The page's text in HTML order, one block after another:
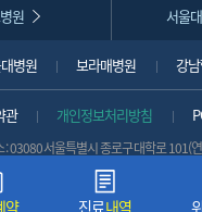
원 서울
병원 보라매병원 강
관 개인정보처리방침
: 03080 서울특별시 종로구 대학로 101(
+82-2-
2022 SNUH. ALL RIGHTS
약 진료내역